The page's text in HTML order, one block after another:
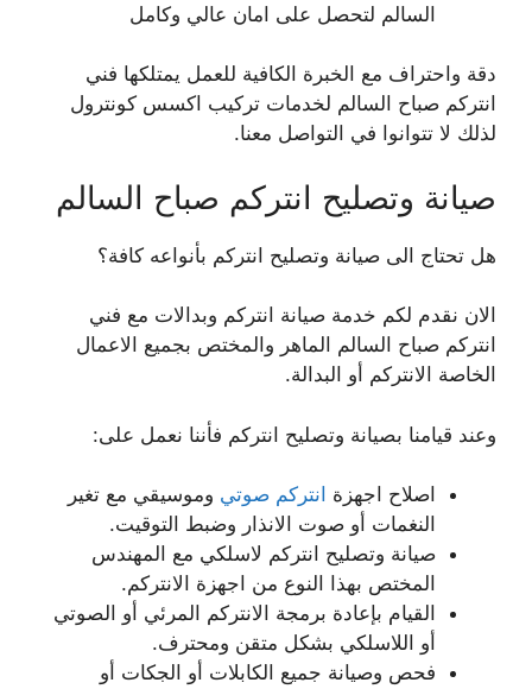
السالم لتحصل على امان عالي وكامل
دقة واحتراف مع الخبرة الكافية للعمل يمتلكها فني
انتركم صباح السالم لخدمات تركيب اكسس كونترول
لذلك لا تتوانوا في التواصل معنا.
صيانة وتصليح انتركم صباح السالم
هل تحتاج الى صيانة وتصليح انتركم بأنواعه كافة؟
الان نقدم لكم خدمة صيانة انتركم وبدالات مع فني
انتركم صباح السالم الماهر والمختص بجميع الاعمال
الخاصة الانتركم أو البدالة.
وعند قيامنا بصيانة وتصليح انتركم فأننا نعمل على:
اصلاح اجهزة انتركم صوتي وموسيقي مع تغير
النغمات أو صوت الانذار وضبط التوقيت.
صيانة وتصليح انتركم لاسلكي مع المهندس
المختص بهذا النوع من اجهزة الانتركم.
القيام بإعادة برمجة الانتركم المرئي أو الصوتي
أو اللاسلكي بشكل متقن ومحترف.
فحص وصيانة جميع الكابلات أو الجكات أو